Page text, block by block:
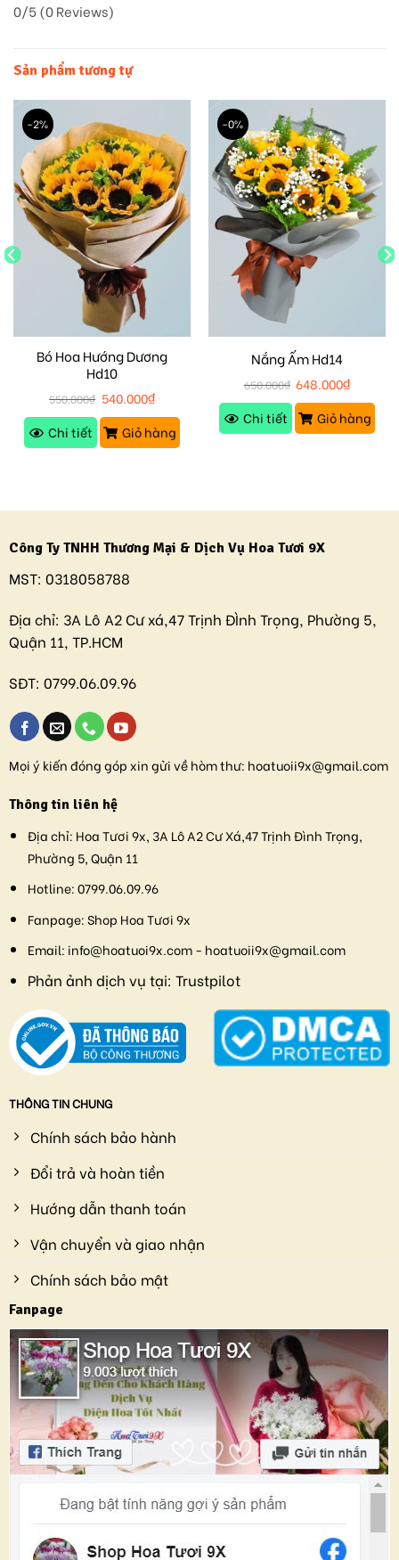
0/5(0 Reviews)
Sản phẩm tương tự
-2%
Bó Hoa Hướng Dương
Hd10
550.000₫ 540.000₫
Chi tiết
Giỏ hàng
-0%
Nắng Ấm Hd14
650.000₫ 648.000₫
Chi tiết
Giỏ hàng
Công Ty TNHH Thương Mại & Dịch Vụ Hoa Tươi 9X
MST: 0318058788
Địa chỉ: 3A Lô A2 Cư xá,47 Trịnh ĐÌnh Trọng, Phường 5,
Quận 11, TP.HCM
SĐT: 0799.06.09.96
Mọi ý kiến đóng góp xin gửi về hòm thư: hoatuoii9x@gmail.com
Thông tin liên hệ
Địa chỉ: Hoa Tươi 9x, 3A Lô A2 Cư Xá,47 Trịnh Đình Trọng,
Phường 5, Quận 11
Hotline:0799.06.09.96
Fanpage:Shop Hoa Tươi 9x
Email: info@hoatuoi9x.com - hoatuoii9x@gmail.com
Phản ảnh dịch vụ tại: Trustpilot
THÔNG TIN CHUNG
Chính sách bảo hành
Đổi trả và hoàn tiền
Hướng dẫn thanh toán
Vận chuyển và giao nhận
Chính sách bảo mật
Fanpage